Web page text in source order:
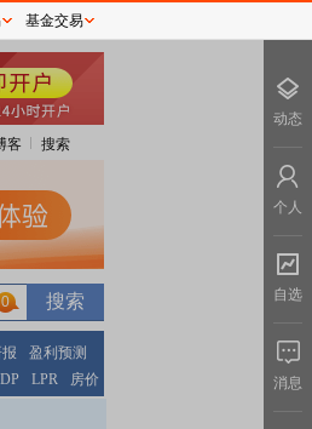
客 搜索
0
盈利预测
LPR 房价
基金交易
动态
个人
自选
消息